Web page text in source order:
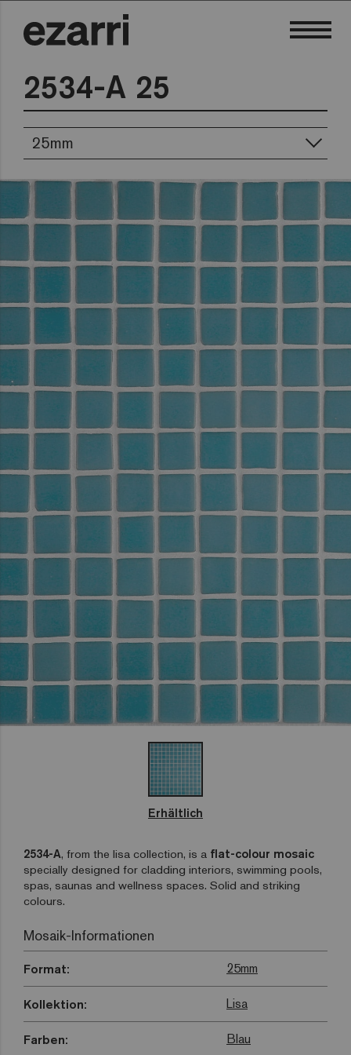
2534-A 25
25mm
Erhältlich
2534-A, from the lisa collection, is a flat-colour mosaic
specially designed for cladding interiors, swimming pools,
spas, saunas and wellness spaces. Solid and striking
colours.
Mosaik-Informationen
Format: 25mm
Kollektion: Lisa
Farben: Blau